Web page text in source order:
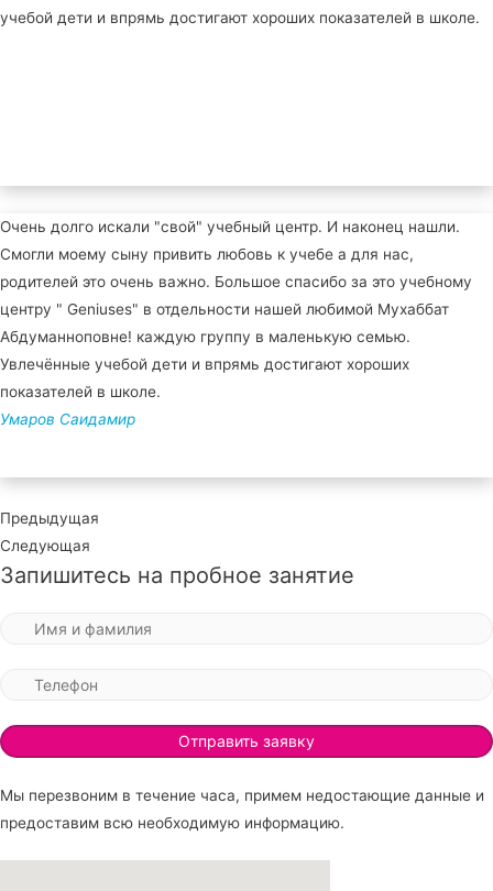
учебой дети и впрямь достигают хороших показателей в школе.
Очень долго искали "свой" учебный центр. И наконец нашли.
Смогли моему сыну привить любовь к учебе а для нас,
родителей это очень важно. Большое спасибо за это учебному
центру " Geniuses" в отдельности нашей любимой Мухаббат
Абдуманноповне! каждую группу в маленькую семью.
Увлечённые учебой дети и впрямь достигают хороших
показателей в школе.
Умаров Саидамир
Предыдущая
Следующая
Запишитесь на пробное занятие
Мы перезвоним в течение часа, примем недостающие данные и
предоставим всю необходимую информацию.